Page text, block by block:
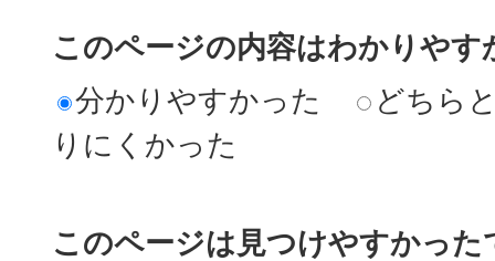
このページの内容はわかりやす
分かりやすかった
どちら
りにくかった
このページは見つけやすかった